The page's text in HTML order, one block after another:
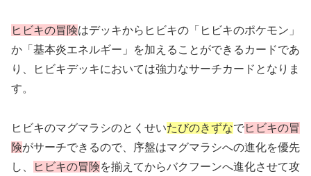
ヒビキの冒険はデッキからヒビキの「ヒビキのポケモン」
か「基本炎エネルギー」を加えることができるカードであ
り、ヒビキデッキにおいては強力なサーチカードとなりま
す。
ヒビキのマグマラシのとくせいたびのきずなでヒビキの冒
険がサーチできるので、序盤はマグマラシへの進化を優先
し、
ヒビキの冒険を揃えてからバクフーンへ進化させて攻